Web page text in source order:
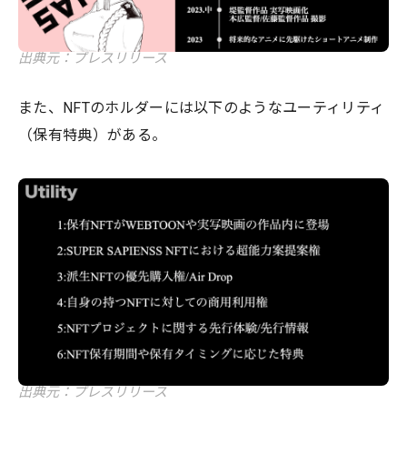
出典元：プレスリリース
また、NFTのホルダーには以下のようなユーティリティ
（保有特典）がある。
出典元：プレスリリース